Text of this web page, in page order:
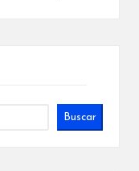
Buscar